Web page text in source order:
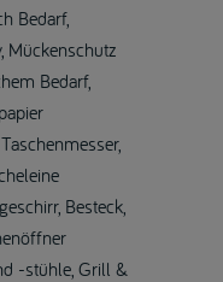
Bedarf,
Mückenschutz
Bedarf,
Besteck,
-stühle, Grill &